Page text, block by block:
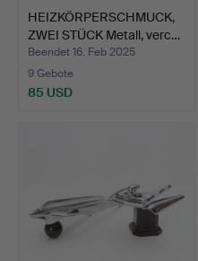
HEIZKÖRPERSCHMUCK,
ZWEI STÜCK Metall, verc…
Beendet 16. Feb 2025
9 Gebote
85 USD